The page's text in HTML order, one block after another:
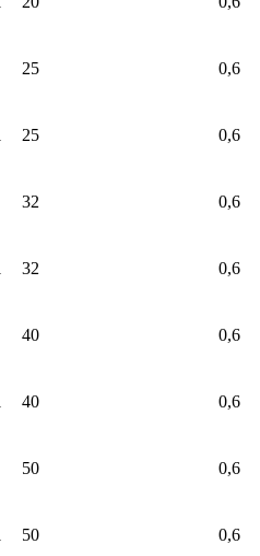
25 0,6
25 0,6
32 0,6
32 0,6
40 0,6
40 0,6
50 0,6
50 0,6